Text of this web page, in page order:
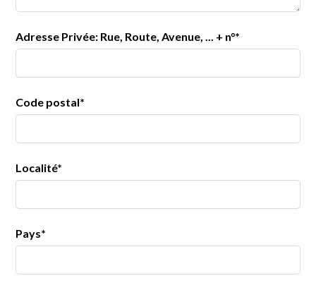
Adresse Privée: Rue, Route, Avenue, ... + n°*
Code postal*
Localité*
Pays*